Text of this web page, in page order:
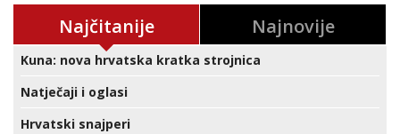
Najčitanije Najnovije
Kuna: nova hrvatska kratka strojnica
Natječaji i oglasi
Hrvatski snajperi